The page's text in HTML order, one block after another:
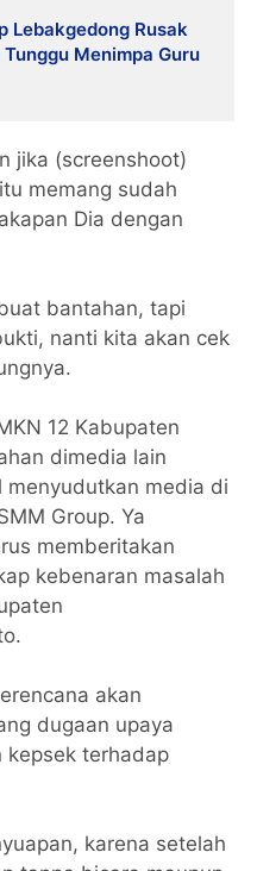
Lebakgedong Rusak
Menimpa Guru
jika (screenshoot)
memang sudah
Dia dengan
bantahan, tapi
nanti kita akan cek
12 Kabupaten
dimedia lain
media di
Group. Ya
memberitakan
kebenaran masalah
akan
dugaan upaya
kepsek terhadap
karena setelah